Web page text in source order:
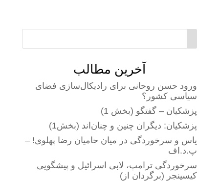
آخرین مطالب
ورود حسن روحانی برای رادیکال‌سازی فضای
سیاسی کشور؟
پزشکیان – گفتگو (بخش 1)
پزشکیان: دیگران چنین و چنان‌اند (بخش1)
یاس و سرخوردگی در میان حامیان رضا پهلوی! –
پ.د.اف
سرخوردگی ترامپ، لابی اسرائیل و پیشگویی
کیسینجر (برگردان از)